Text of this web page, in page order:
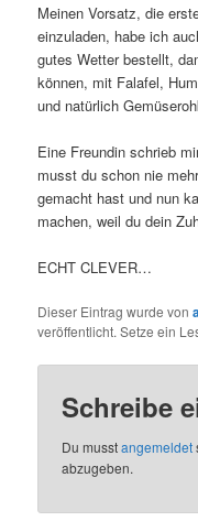
Meinen Vorsatz, die
einzuladen, habe ich
gutes Wetter bestellt,
können, mit Falafel,
und natürlich
Eine Freundin schrieb
musst du schon nie
gemacht hast und nun
machen, weil du dein
ECHT CLEVER…
Dieser Eintrag wurde von
veröffentlicht. Setze ein
Schreibe
Du musstangemeldet
abzugeben.